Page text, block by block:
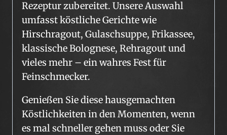
Rezeptur zubereitet. Unsere Auswahl
umfasst köstliche Gerichte wie
Hirschragout, Gulaschsuppe, Frikassee,
klassische Bolognese, Rehragout und
vieles mehr – ein wahres Fest für
Feinschmecker.
Genießen Sie diese hausgemachten
Köstlichkeiten in den Momenten, wenn
es mal schneller gehen muss oder Sie